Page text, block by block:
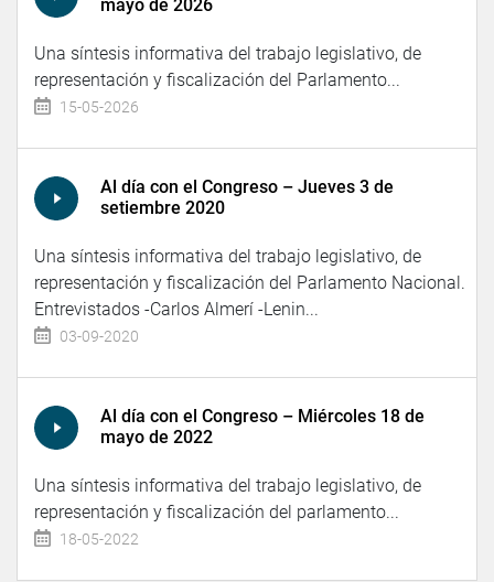
mayo de 2026
Una síntesis informativa del trabajo legislativo, de
representación y fiscalización del Parlamento...
15-05-2026
Al día con el Congreso – Jueves 3 de
setiembre 2020
Una síntesis informativa del trabajo legislativo, de
representación y fiscalización del Parlamento Nacional.
Entrevistados -Carlos Almerí -Lenin...
03-09-2020
Al día con el Congreso – Miércoles 18 de
mayo de 2022
Una síntesis informativa del trabajo legislativo, de
representación y fiscalización del parlamento...
18-05-2022